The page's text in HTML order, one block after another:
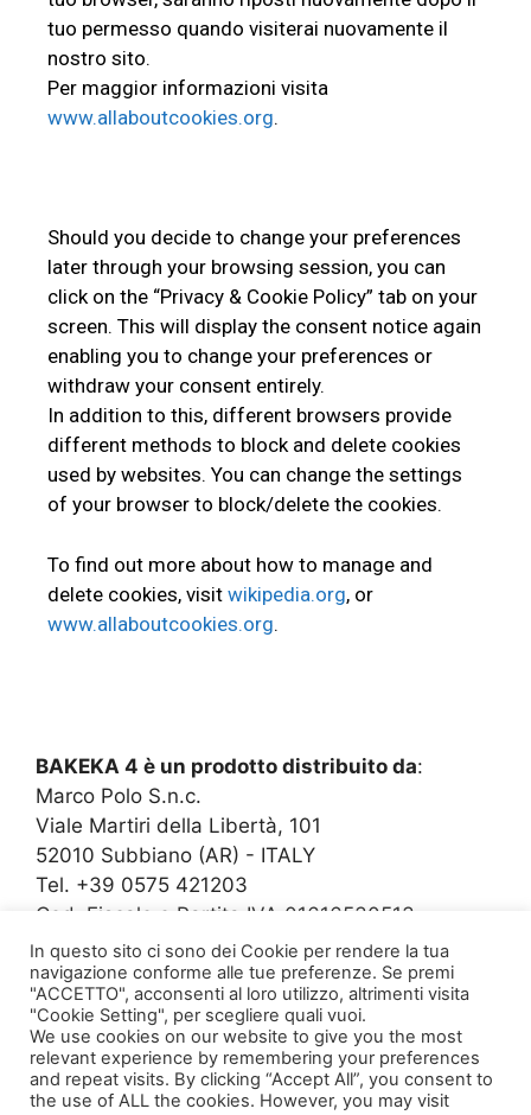
tuo permesso quando visiterai nuovamente il
nostro sito.
Per maggior informazioni visita
www.allaboutcookies.org.
Should you decide to change your preferences
later through your browsing session, you can
click on the “Privacy & Cookie Policy” tab on your
screen. This will display the consent notice again
enabling you to change your preferences or
withdraw your consent entirely.
In addition to this, different browsers provide
different methods to block and delete cookies
used by websites. You can change the settings
of your browser to block/delete the cookies.
To find out more about how to manage and
delete cookies, visit wikipedia.org, or
www.allaboutcookies.org.
BAKEKA 4 è un prodotto distribuito da:
Marco Polo S.n.c.
Viale Martiri della Libertà, 101
52010 Subbiano (AR) - ITALY
Tel. +39 0575 421203
Cod. Fiscale e Partita IVA 01616530513
info@marcopolosicurezza.it
www.marcopolosicurezza.it
Web design e grafica:Stefano Lazzari
In questo sito ci sono dei Cookie per rendere la tua
navigazione conforme alle tue preferenze. Se premi
"ACCETTO", acconsenti al loro utilizzo, altrimenti visita
"Cookie Setting", per scegliere quali vuoi.
We use cookies on our website to give you the most
relevant experience by remembering your preferences
and repeat visits. By clicking “Accept All”, you consent to
the use of ALL the cookies. However, you may visit